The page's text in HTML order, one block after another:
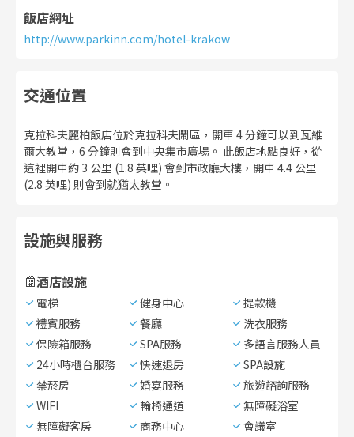
飯店網址
http://www.parkinn.com/hotel-krakow
交通位置
克拉科夫麗柏飯店位於克拉科夫鬧區，開車 4 分鐘可以到瓦維
爾大教堂，6 分鐘則會到中央集市廣場。 此飯店地點良好，從
這裡開車約 3 公里 (1.8 英哩) 會到市政廳大樓，開車 4.4 公里
(2.8 英哩) 則會到就猶太教堂。
設施與服務
酒店設施
電梯 健身中心
提款機
禮賓服務
餐廳
洗衣服務
保險箱服務
SPA服務
多語言服務人員
24小時櫃台服務
快速退房
SPA設施
禁菸房
婚宴服務
旅遊諮詢服務
WIFI
輪椅通道
無障礙浴室
無障礙客房
商務中心
會議室